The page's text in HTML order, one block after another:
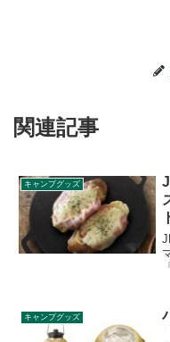
関連記事
キャンプグッズ
キャンプグッズ